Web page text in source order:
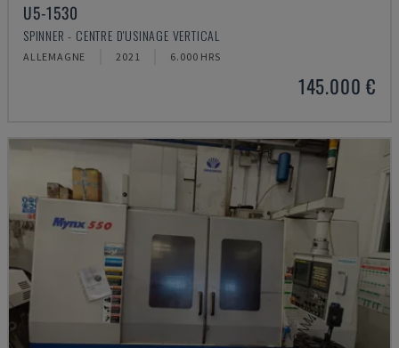
U5-1530
SPINNER - CENTRE D'USINAGE VERTICAL
ALLEMAGNE 2021 6.000 HRS
145.000 €